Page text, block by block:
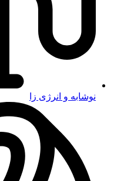
نوشابه و انرژی زا